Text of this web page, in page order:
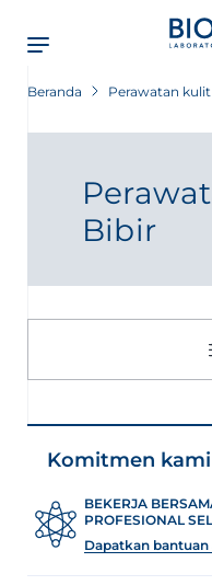
main
content
Beranda Perawatan kulit
Bibir
Komitmen
BEKERJA
PROFESIONAL
Dapatkan